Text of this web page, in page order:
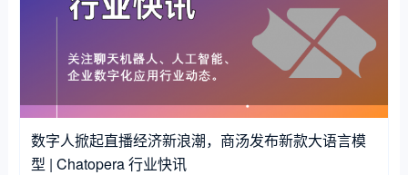
数字人掀起直播经济新浪潮，商汤发布新款大语言模
型 | Chatopera 行业快讯